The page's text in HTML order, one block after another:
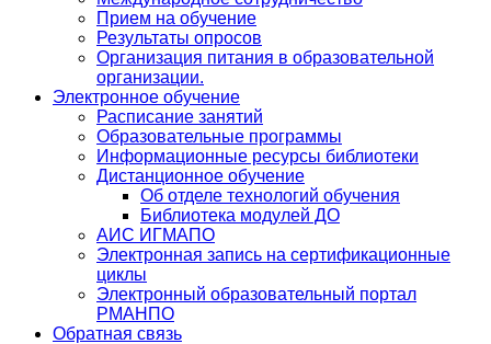
Прием на обучение
Результаты опросов
Организация питания в образовательной
организации.
Электронное обучение
Расписание занятий
Образовательные программы
Информационные ресурсы библиотеки
Дистанционное обучение
Об отделе технологий обучения
Библиотека модулей ДО
АИС ИГМАПО
Электронная запись на сертификационные
циклы
Электронный образовательный портал
РМАНПО
Обратная связь